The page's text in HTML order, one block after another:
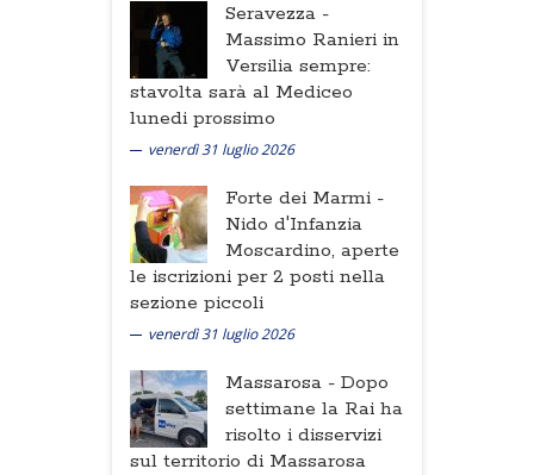
Seravezza -
Massimo Ranieri in
Versilia sempre:
stavolta sarà al Mediceo
lunedi prossimo
venerdì 31 luglio 2026
Forte dei Marmi -
Nido d'Infanzia
Moscardino, aperte
le iscrizioni per 2 posti nella
sezione piccoli
venerdì 31 luglio 2026
Massarosa - Dopo
settimane la Rai ha
risolto i disservizi
sul territorio di Massarosa